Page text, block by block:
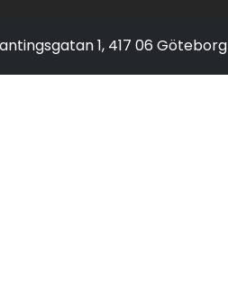
1, 417 06 Göteborg